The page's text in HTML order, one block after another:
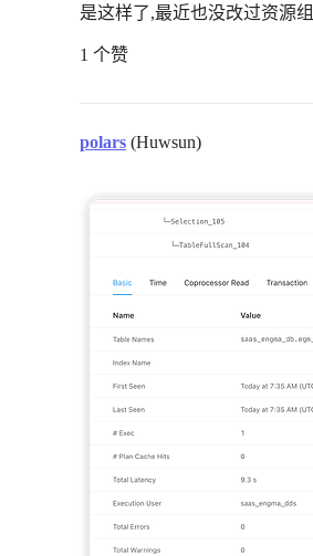
是这样了,最近也没改过资源
1 个赞
polars (Huwsun)